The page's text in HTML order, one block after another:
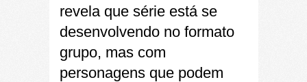
revela que série está se
desenvolvendo no formato
grupo, mas com
personagens que podem